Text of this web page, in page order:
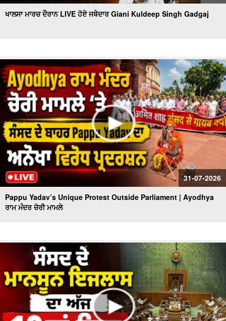
ਖਾਲਸਾ ਮਾਰਚ ਦੌਰਾਨ LIVE ਹੋਏ ਜਥੇਦਾਰ Giani Kuldeep Singh Gadgaj
31-07-2026
Pappu Yadav’s Unique Protest Outside Parliament | Ayodhya
ਰਾਮ ਮੰਦਰ ਚੋਰੀ ਮਾਮਲੇ